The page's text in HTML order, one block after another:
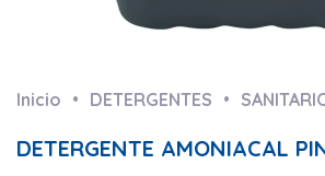
Inicio DETERGENTES
DETERGENTE AMONIACAL